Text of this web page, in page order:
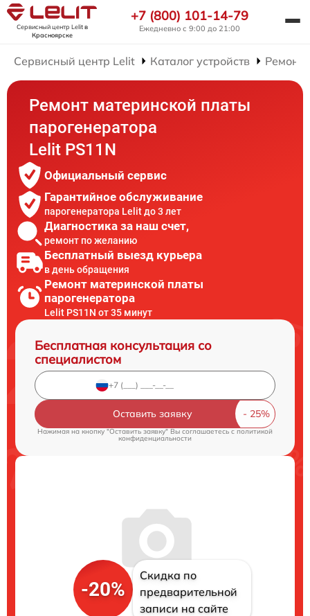
Сервисный центр Lelitв
Красноярске
+7 (800) 101-14-79
Ежедневно с 9:00 до 21:00
Сервисный центр Lelit Каталог устройств Ремонт
Ремонт материнской платы
парогенератора
Lelit PS11N
Официальный сервис
Гарантийное обслуживание
парогенератора Lelit до 3 лет
Диагностика за наш счет,
ремонт по желанию
Бесплатный выезд курьера
в день обращения
Ремонт материнской платы
парогенератора
Lelit PS11N от 35 минут
Бесплатная консультация со
специалистом
Оставить заявку
Нажимая на кнопку "Оставить заявку" Вы соглашаетесь cполитикой
конфиденциальности
-20%
Скидка по
предварительной
записи на сайте